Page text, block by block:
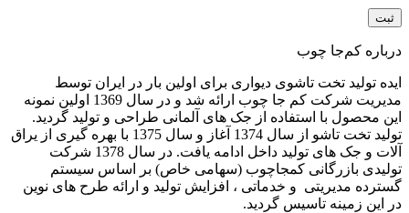
درباره کم‌جا چوب
ایده تولید تخت تاشوی دیواری برای اولین بار در ایران توسط
مدیریت شرکت کم جا چوب ارائه شد و در سال 1369 اولین نمونه
این محصول با استفاده از جک های آلمانی طراحی و تولید گردید.
تولید تخت تاشو از سال 1374 آغاز و سال 1375 با بهره گیری از یراق
آلات و جک های تولید داخل ادامه یافت. در سال 1378 شرکت
تولیدی بازرگانی کمجاچوب (سهامی خاص) بر اساس سیستم
گسترده مدیریتی و خدماتی ، افزایش تولید و ارائه طرح های نوین
در این زمینه تاسیس گردید.